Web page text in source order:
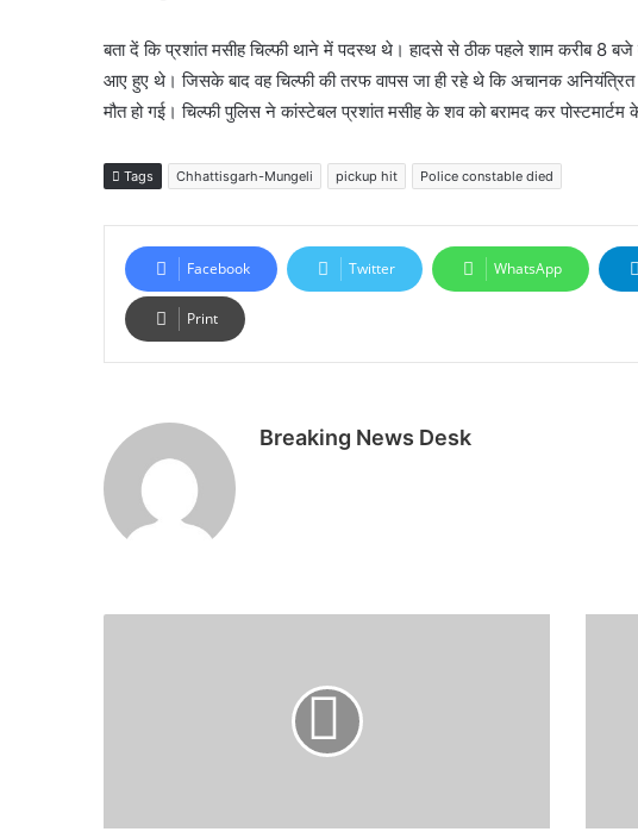
बता दें कि प्रशांत मसीह चिल्फी थाने में पदस्थ थे। हादसे से ठीक पहले शाम करीब 8
आए हुए थे। जिसके बाद वह चिल्फी की तरफ वापस जा ही रहे थे कि अचानक
मौत हो गई। चिल्फी पुलिस ने कांस्टेबल प्रशांत मसीह के शव को बरामद कर पोस्टमार्टम के
Tags Chhattisgarh-Mungeli pickup hit Police constable died
Facebook Twitter WhatsApp
Print
Breaking News Desk